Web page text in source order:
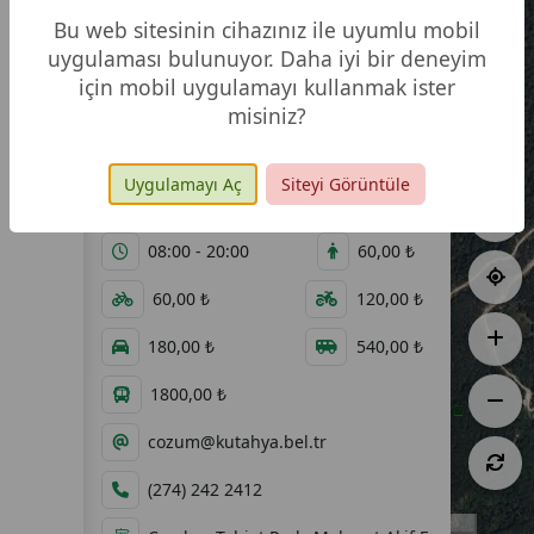
34,60 ha 11.07.2011
08:00 - 20:00 60,00 ₺
60,00 ₺ 120,00 ₺
180,00 ₺ 540,00 ₺
1800,00 ₺
cozum@kutahya.bel.tr
(274) 242 2412
Bu web sitesinin cihazınız ile uyumlu mobil
uygulaması bulunuyor. Daha iyi bir deneyim
için mobil uygulamayı kullanmak ister
misiniz?
Uygulamayı Aç Siteyi Görüntüle